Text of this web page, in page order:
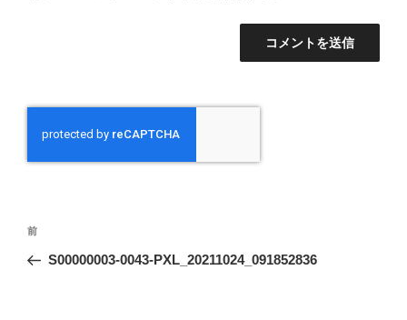
投
ナ
前
の
前
S00000003-0043-PXL_20211024_091852836